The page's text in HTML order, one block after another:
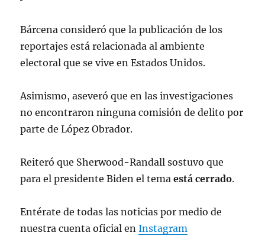
Bárcena consideró que la publicación de los
reportajes está relacionada al ambiente
electoral que se vive en Estados Unidos.
Asimismo, aseveró que en las investigaciones
no encontraron ninguna comisión de delito por
parte de López Obrador.
Reiteró que Sherwood-Randall sostuvo que
para el presidente Biden el tema está cerrado.
Entérate de todas las noticias por medio de
nuestra cuenta oficial enInstagram